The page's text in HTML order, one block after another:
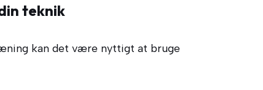
teknik
kan det være nyttigt at bruge